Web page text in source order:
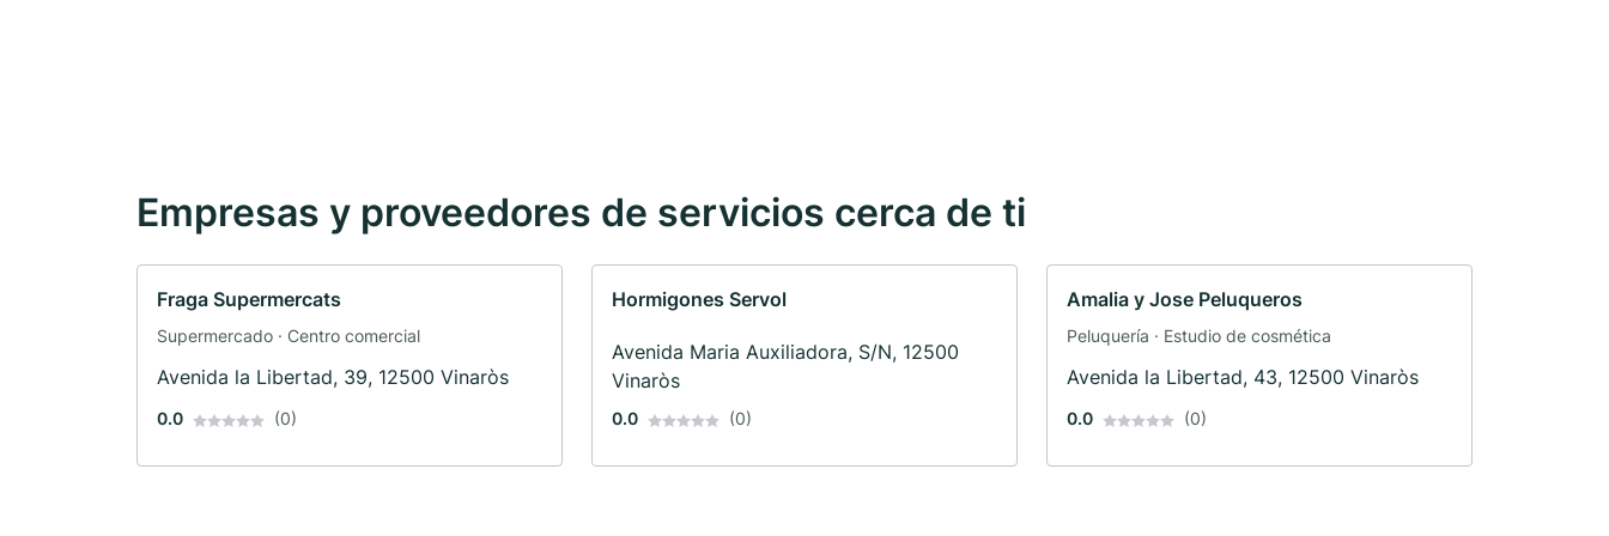
Empresas y proveedores de servicios cerca de ti
Fraga Supermercats
Supermercado · Centro comercial
Avenida la Libertad, 39, 12500 Vinaròs
0.0 (0)
Hormigones Servol
Avenida Maria Auxiliadora, S/N, 12500
Vinaròs
0.0 (0)
Amalia y Jose Peluqueros
Peluquería · Estudio de cosmética
Avenida la Libertad, 43, 12500 Vinaròs
0.0 (0)